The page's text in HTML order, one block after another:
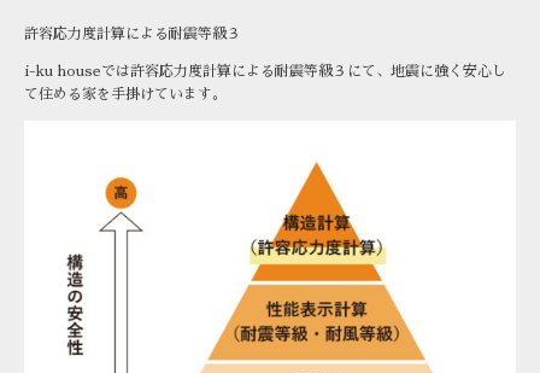
許容応力度計算による耐震等級３
i-ku houseでは許容応力度計算による耐震等級３にて、地震に強く安心し
て住める家を手掛けています。